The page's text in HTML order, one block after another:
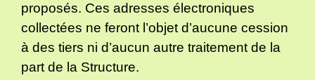
proposés. Ces adresses électroniques
collectées ne feront l’objet d’aucune cession
à des tiers ni d’aucun autre traitement de la
part de la Structure.